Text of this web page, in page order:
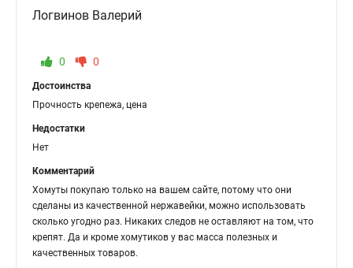
Логвинов Валерий
0 0
Достоинства
Прочность крепежа, цена
Недостатки
Нет
Комментарий
Хомуты покупаю только на вашем сайте, потому что они
сделаны из качественной нержавейки, можно использовать
сколько угодно раз. Никаких следов не оставляют на том, что
крепят. Да и кроме хомутиков у вас масса полезных и
качественных товаров.